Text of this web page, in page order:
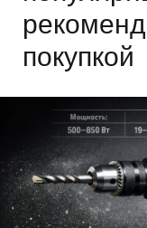
покупкой